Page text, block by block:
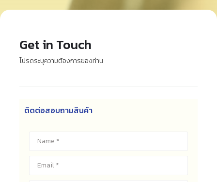
Get in Touch
โปรดระบุความต้องการของท่าน
ติดต่อสอบถามสินค้า